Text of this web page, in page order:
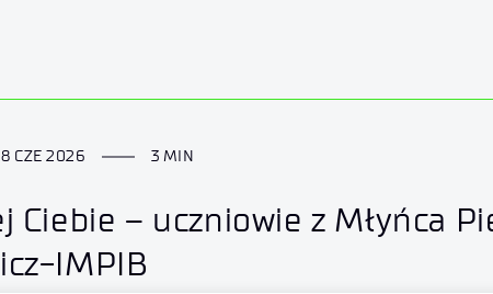
CZE 2026 3 MIN
Ciebie – uczniowie z Młyńca
IMPIB